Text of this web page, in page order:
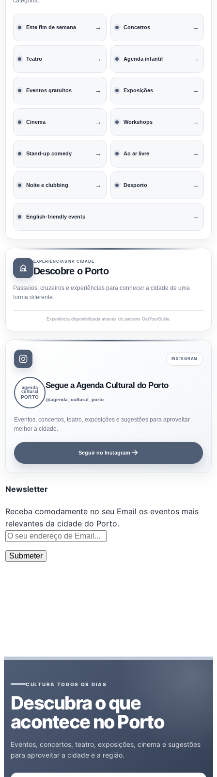
Este fim de semana → Concertos →
Teatro → Agenda infantil →
Eventos gratuitos → Exposições →
Cinema → Workshops →
Stand-up comedy → Ao ar livre →
Noite e clubbing → Desporto →
English-friendly events →
EXPERIÊNCIAS NA CIDADE
Descobre o Porto
Passeios, cruzeiros e experiências para conhecer a cidade de uma
forma diferente.
Experiência disponibilizada através do parceiro GetYourGuide.
INSTAGRAM
agenda
cultural
PORTO
Segue a Agenda Cultural do Porto
@agenda_cultural_porto
Eventos, concertos, teatro, exposições e sugestões para aproveitar
melhor a cidade.
Seguir no Instagram
Newsletter
Receba comodamente no seu Email os eventos mais
relevantes da cidade do Porto.
CULTURA TODOS OS DIAS
Descubra o que
acontece no Porto
Eventos, concertos, teatro, exposições, cinema e sugestões
para aproveitar a cidade e a região.